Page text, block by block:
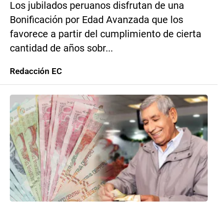
Los jubilados peruanos disfrutan de una
Bonificación por Edad Avanzada que los
favorece a partir del cumplimiento de cierta
cantidad de años sobr...
Redacción EC